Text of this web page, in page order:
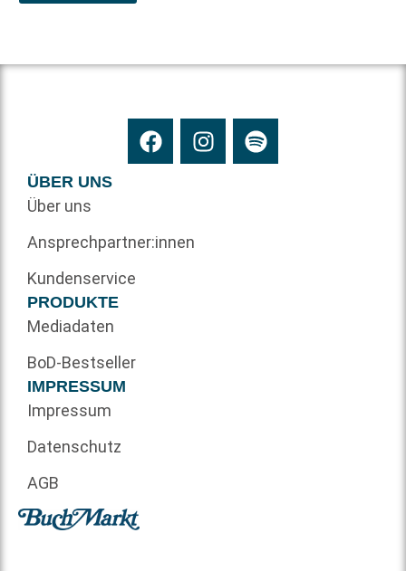
ÜBER UNS
Über uns
Ansprechpartner:innen
Kundenservice
PRODUKTE
Mediadaten
BoD-Bestseller
IMPRESSUM
Impressum
Datenschutz
AGB